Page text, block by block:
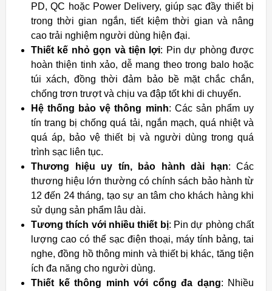
PD, QC hoặc Power Delivery, giúp sạc đầy thiết bị
trong thời gian ngắn, tiết kiệm thời gian và nâng
cao trải nghiệm người dùng hiện đại.
Thiết kế nhỏ gọn và tiện lợi: Pin dự phòng được
hoàn thiện tinh xảo, dễ mang theo trong balo hoặc
túi xách, đồng thời đảm bảo bề mặt chắc chắn,
chống trơn trượt và chịu va đập tốt khi di chuyển.
Hệ thống bảo vệ thông minh: Các sản phẩm uy
tín trang bị chống quá tải, ngắn mạch, quá nhiệt và
quá áp, bảo vệ thiết bị và người dùng trong quá
trình sạc liên tục.
Thương hiệu uy tín, bảo hành dài hạn: Các
thương hiệu lớn thường có chính sách bảo hành từ
12 đến 24 tháng, tạo sự an tâm cho khách hàng khi
sử dụng sản phẩm lâu dài.
Tương thích với nhiều thiết bị: Pin dự phòng chất
lượng cao có thể sạc điện thoại, máy tính bảng, tai
nghe, đồng hồ thông minh và thiết bị khác, tăng tiện
ích đa năng cho người dùng.
Thiết kế thông minh với cổng đa dạng: Nhiều